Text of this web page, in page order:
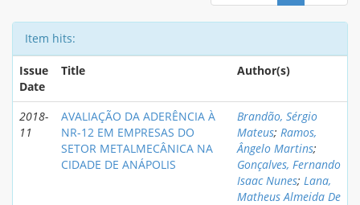
Item hits:
Issue
Date
Title Author(s)
2018-
11
AVALIAÇÃO DA ADERÊNCIA À
NR-12 EM EMPRESAS DO
SETOR METALMECÂNICA NA
CIDADE DE ANÁPOLIS
Brandão, Sérgio
Mateus; Ramos,
Ângelo Martins;
Gonçalves, Fernando
Isaac Nunes; Lana,
Matheus Almeida De